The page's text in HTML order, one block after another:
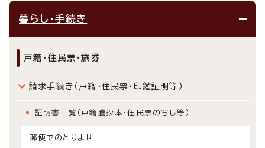
暮らし・手続き
戸籍・住民票・旅券
請求手続き（戸籍・住民票・印鑑証明等）
証明書一覧（戸籍謄抄本・住民票の写し等）
郵便でのとりよせ